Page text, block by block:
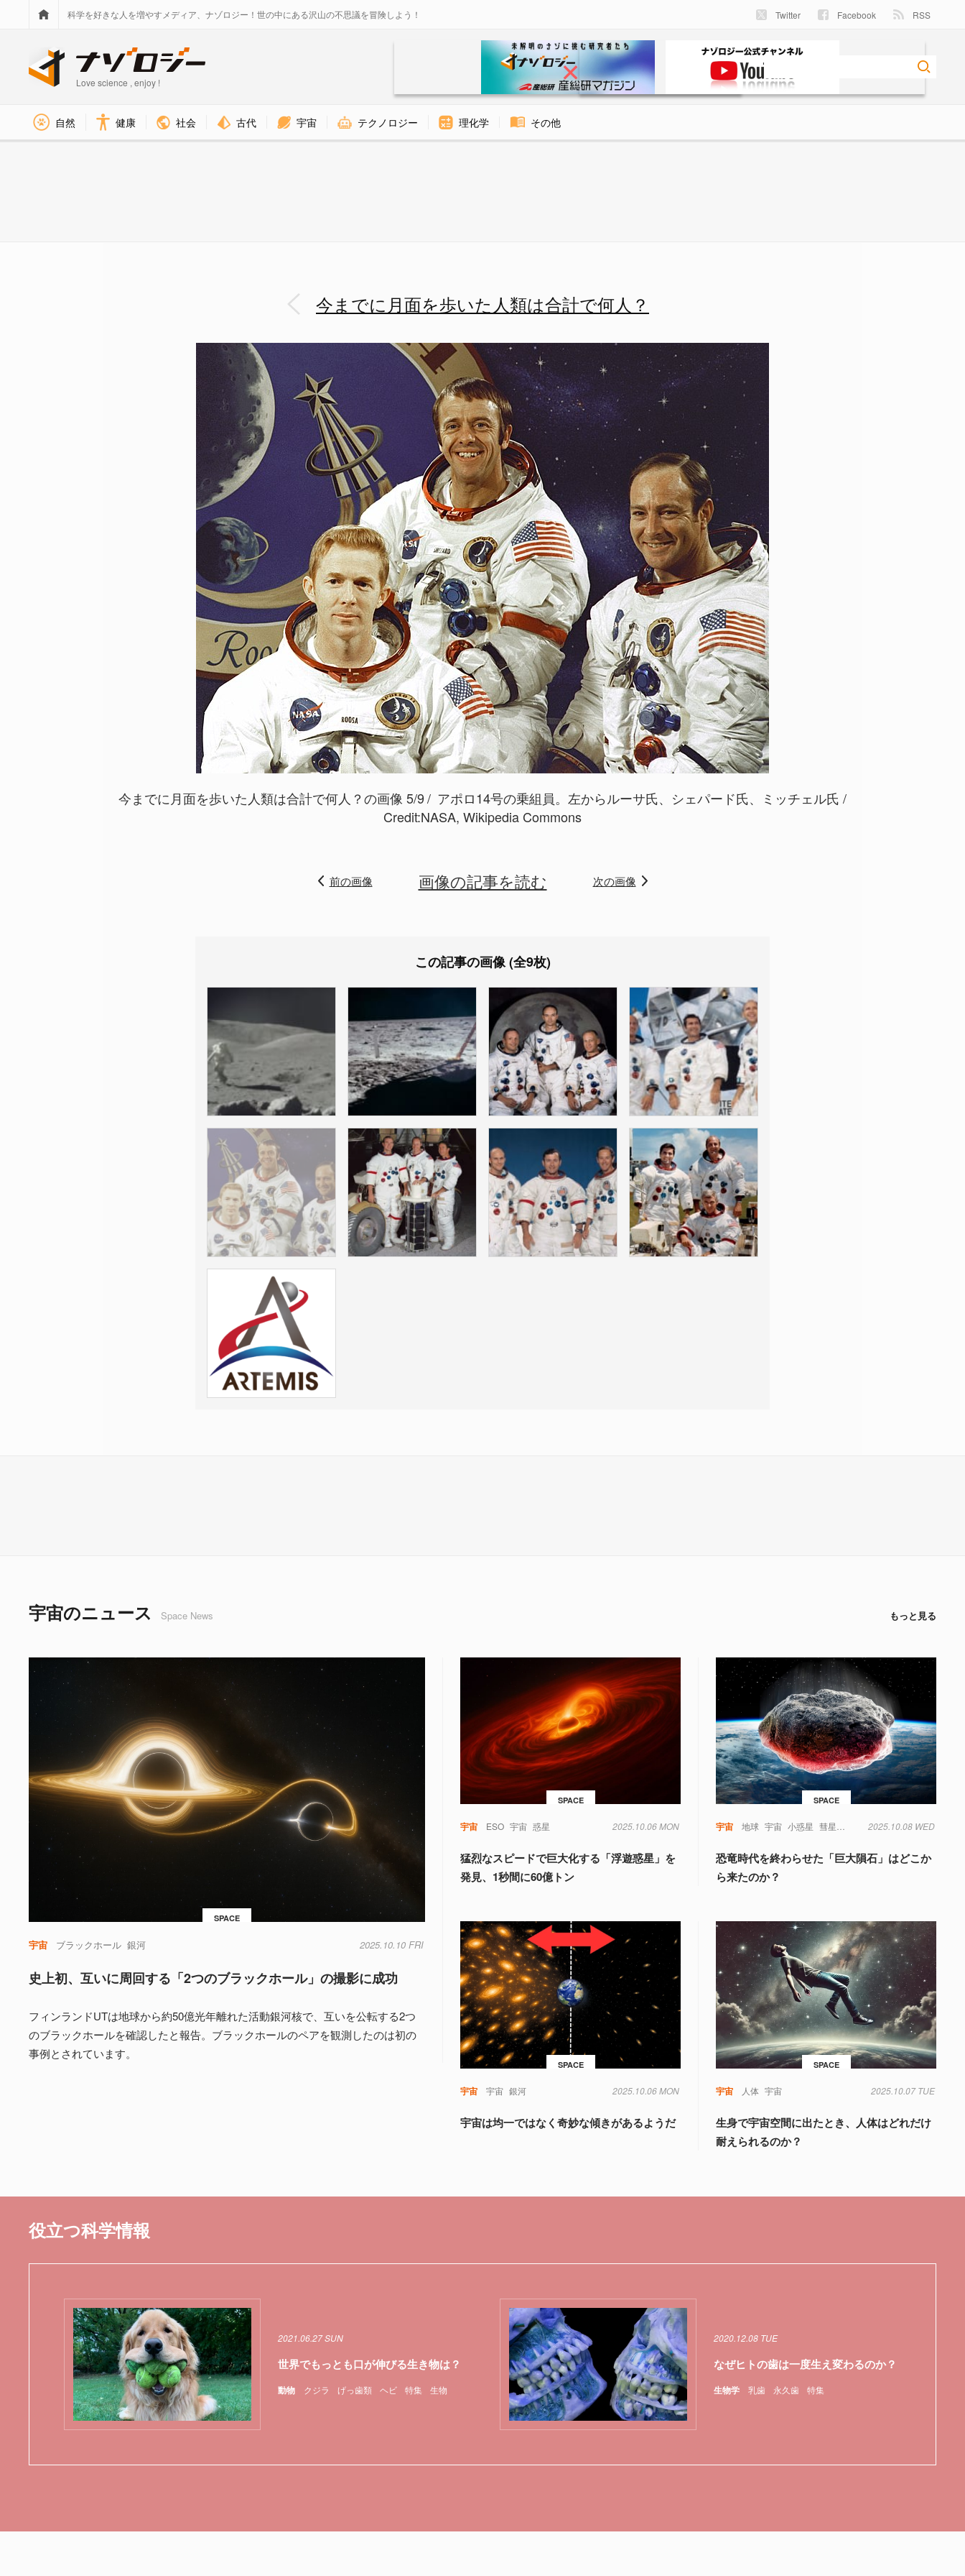
科学を好きな人を増やすメディア、ナゾロジー！世の中にある沢山の不思議を冒険しよう！ Twitter Facebook RSS
Love science , enjoy !
自然 健康 社会 古代 宇宙 テクノロジー 理化学 その他
今までに月面を歩いた人類は合計で何人？
今までに月面を歩いた人類は合計で何人？の画像 5/9
アポロ14号の乗組員。左からルーサ氏、シェパード氏、ミッチェル氏 /
Credit:NASA, Wikipedia Commons
前の画像 画像の記事を読む 次の画像
この記事の画像 (全9枚)
宇宙のニュース Space News もっと見る
SPACE
宇宙 ブラックホール 銀河 2025.10.10 FRI
史上初、互いに周回する「2つのブラックホール」の撮影に成功
フィンランドUTは地球から約50億光年離れた活動銀河核で、互いを公転する2つ
のブラックホールを確認したと報告。ブラックホールのペアを観測したのは初の
事例とされています。
SPACE
宇宙 ESO 宇宙 惑星 2025.10.06 MON
猛烈なスピードで巨大化する「浮遊惑星」を
発見、1秒間に60億トン
SPACE
宇宙 地球 宇宙 小惑星 彗星 惑星 白亜紀 隕石
2025.10.08 WED
恐竜時代を終わらせた「巨大隕石」はどこか
ら来たのか？
SPACE
宇宙 宇宙 銀河 2025.10.06 MON
宇宙は均一ではなく奇妙な傾きがあるようだ
SPACE
宇宙 人体 宇宙 2025.10.07 TUE
生身で宇宙空間に出たとき、人体はどれだけ
耐えられるのか？
役立つ科学情報
動物 クジラ げっ歯類 ヘビ 特集 生物
2021.06.27 SUN
世界でもっとも口が伸びる生き物は？
生物学 乳歯 永久歯 特集
2020.12.08 TUE
なぜヒトの歯は一度生え変わるのか？